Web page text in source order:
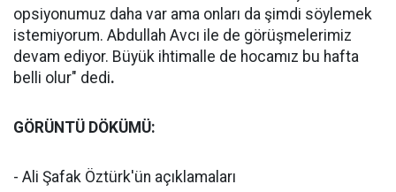
opsiyonumuz daha var ama onları da şimdi söylemek
istemiyorum. Abdullah Avcı ile de görüşmelerimiz
devam ediyor. Büyük ihtimalle de hocamız bu hafta
belli olur" dedi.
GÖRÜNTÜ DÖKÜMÜ:
- Ali Şafak Öztürk'ün açıklamaları